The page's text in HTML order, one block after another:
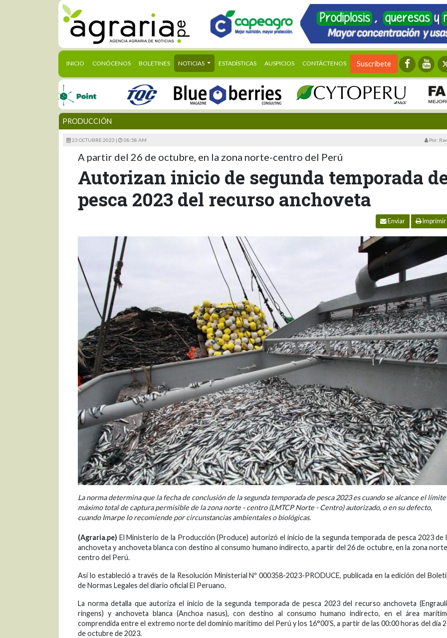
INICIO (CURRENT)
CONÓCENOS BOLETINES NOTICIAS ESTADÍSTICAS AUSPICIOS CONTÁCTENOS Suscríbete
PRODUCCIÓN
23 OCTUBRE 2023 | 08:58 AM Por:
A partir del 26 de octubre, en la zona norte-centro del Perú
Autorizan inicio de segunda temporada
pesca 2023 del recurso anchoveta
Enviar Imprimir
La norma determina que la fecha de conclusión de la segunda temporada de pesca 2023 es cuando se alcance el límite
máximo total de captura permisible de la zona norte - centro (LMTCP Norte - Centro) autorizado, o en su defecto,
cuando Imarpe lo recomiende por circunstancias ambientales o biológicas.
(Agraria.pe) El Ministerio de la Producción (Produce) autorizó el inicio de la segunda temporada de pesca 2023 de
anchoveta y anchoveta blanca con destino al consumo humano indirecto, a partir del 26 de octubre, en la zona
centro del Perú.
Así lo estableció a través de la Resolución Ministerial Nº 000358-2023-PRODUCE, publicada en la edición del
de Normas Legales del diario oficial El Peruano.
La norma detalla que autoriza el inicio de la segunda temporada de pesca 2023 del recurso anchoveta
ringens) y anchoveta blanca (Anchoa nasus), con destino al consumo humano indirecto, en el área
comprendida entre el extremo norte del dominio marítimo del Perú y los 16°00’S, a partir de las 00:00 horas del día
de octubre de 2023.